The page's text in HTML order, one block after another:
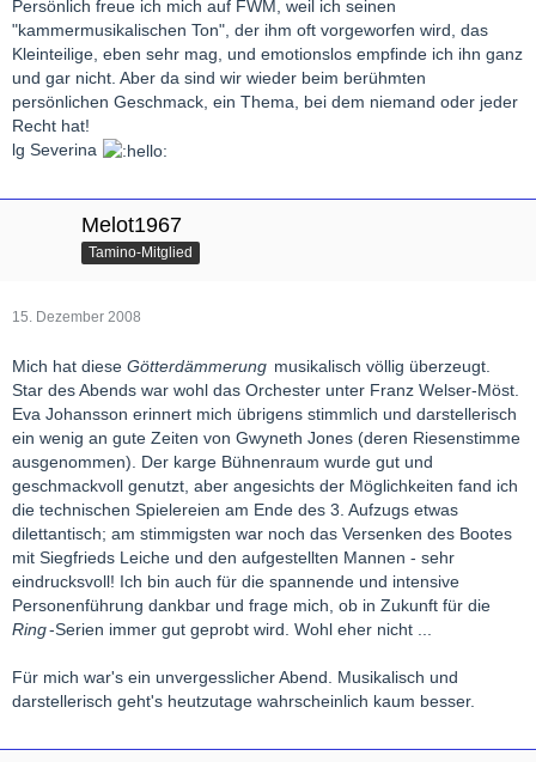
Persönlich freue ich mich auf FWM, weil ich seinen
"kammermusikalischen Ton", der ihm oft vorgeworfen wird, das
Kleinteilige, eben sehr mag, und emotionslos empfinde ich ihn ganz
und gar nicht. Aber da sind wir wieder beim berühmten
persönlichen Geschmack, ein Thema, bei dem niemand oder jeder
Recht hat!
lg Severina
Melot1967
Tamino-Mitglied
15. Dezember 2008
Mich hat diese Götterdämmerung musikalisch völlig überzeugt.
Star des Abends war wohl das Orchester unter Franz Welser-Möst.
Eva Johansson erinnert mich übrigens stimmlich und darstellerisch
ein wenig an gute Zeiten von Gwyneth Jones (deren Riesenstimme
ausgenommen). Der karge Bühnenraum wurde gut und
geschmackvoll genutzt, aber angesichts der Möglichkeiten fand ich
die technischen Spielereien am Ende des 3. Aufzugs etwas
dilettantisch; am stimmigsten war noch das Versenken des Bootes
mit Siegfrieds Leiche und den aufgestellten Mannen - sehr
eindrucksvoll! Ich bin auch für die spannende und intensive
Personenführung dankbar und frage mich, ob in Zukunft für die
Ring-Serien immer gut geprobt wird. Wohl eher nicht ...
Für mich war's ein unvergesslicher Abend. Musikalisch und
darstellerisch geht's heutzutage wahrscheinlich kaum besser.